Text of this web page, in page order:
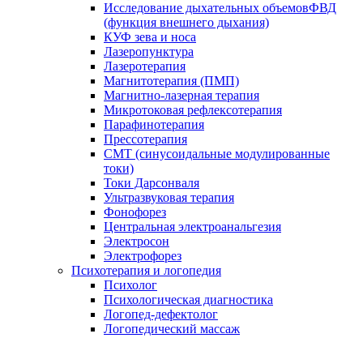
Исследование дыхательных объемовФВД
(функция внешнего дыхания)
КУФ зева и носа
Лазеропунктура
Лазеротерапия
Магнитотерапия (ПМП)
Магнитно-лазерная терапия
Микротоковая рефлексотерапия
Парафинотерапия
Прессотерапия
СМТ (синусоидальные модулированные
токи)
Токи Дарсонваля
Ультразвуковая терапия
Фонофорез
Центральная электроанальгезия
Электросон
Электрофорез
Психотерапия и логопедия
Психолог
Психологическая диагностика
Логопед-дефектолог
Логопедический массаж